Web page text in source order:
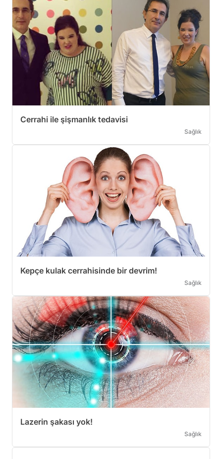
Cerrahi ile şişmanlık tedavisi
Sağlık
Kepçe kulak cerrahisinde bir devrim!
Sağlık
Lazerin şakası yok!
Sağlık